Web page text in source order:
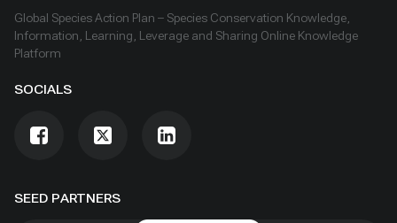
SEED PARTNERS
Global Species Action Plan – Species Conservation Knowledge,
Information, Learning, Leverage and Sharing Online Knowledge
Platform
SOCIALS